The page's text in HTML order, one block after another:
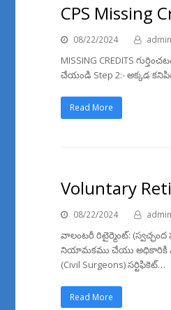
CPS Missing
08/22/2024 admin
MISSING CREDITS
చేయండి Step 2:- అక్కడ
Read More
Voluntary
08/22/2024 admin
వాలంటరీ రిటైర్మెంట్: (స్వచ్ఛంద
నియామకము చేయు అధికారికి
(Civil Surgeons) సర్టిఫికెట్…
Read More